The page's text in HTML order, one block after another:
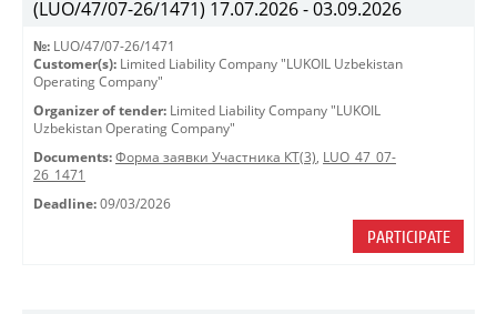
(LUO/47/07-26/1471) 17.07.2026 - 03.09.2026
№: LUO/47/07-26/1471
Customer(s): Limited Liability Company "LUKOIL Uzbekistan
Operating Company"
Organizer of tender: Limited Liability Company "LUKOIL
Uzbekistan Operating Company"
Documents: Форма заявки Участника КТ(3), LUO_47_07-
26_1471
Deadline: 09/03/2026
PARTICIPATE